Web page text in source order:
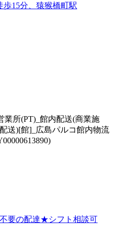
歩15分、猿猴橋町駅
業所(PT)_館内配送(商業施
送)[館]_広島パルコ館内物流
要の配達★シフト相談可